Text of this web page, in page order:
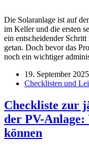
Die Solaranlage ist auf
im Keller und die ersten
ein entscheidender
getan. Doch bevor das
noch ein wichtiger
19. September 2025
Checklisten und
Checkliste zur
der PV-Anlage:
können